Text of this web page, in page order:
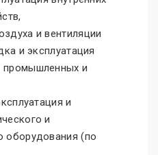
и вентиляции
и эксплуатация
промышленных и
и
и
оборудования (по